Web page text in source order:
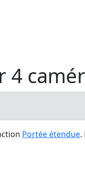
4
Portée étendue.